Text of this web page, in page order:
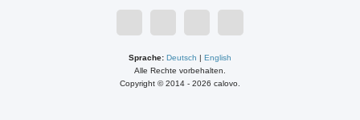
Sprache: Deutsch | English
Alle Rechte vorbehalten.
Copyright © 2014 - 2026 calovo.